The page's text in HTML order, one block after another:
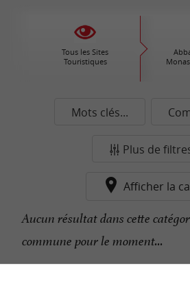
Tous les Sites
Touristiques
Mots clés...
Plus de
Afficher la
Aucun résultat dans cette
commune pour le moment...